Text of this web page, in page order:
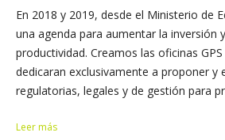
En 2018 y 2019, desde el Ministerio de
una agenda para aumentar la inversión
productividad. Creamos las oficinas
dedicaran exclusivamente a proponer y
regulatorias, legales y de gestión para
Leer más